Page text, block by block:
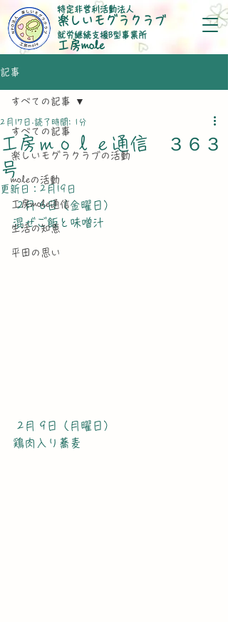
特定非営利活動法人
楽しいモグラクラブ
就労継続支援B型事業所
​工房mole
記事
すべての記事
楽しいモグラクラブの活動
moleの活動
工房mole通信
生活の知恵
平田の思い
すべての記事
工房ｍｏｌｅ通信 ３６３
号
2月17日 読了時間: 1分
更新日： 2月19日
2月 6日（金曜日）
混ぜご飯と味噌汁
2月 9日（月曜日）
鶏肉入り蕎麦